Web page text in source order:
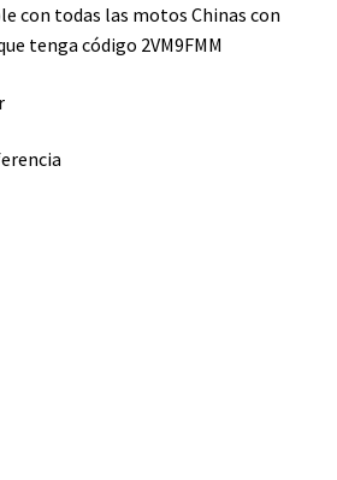
con todas las motos Chinas con
tenga código 2VM9FMM